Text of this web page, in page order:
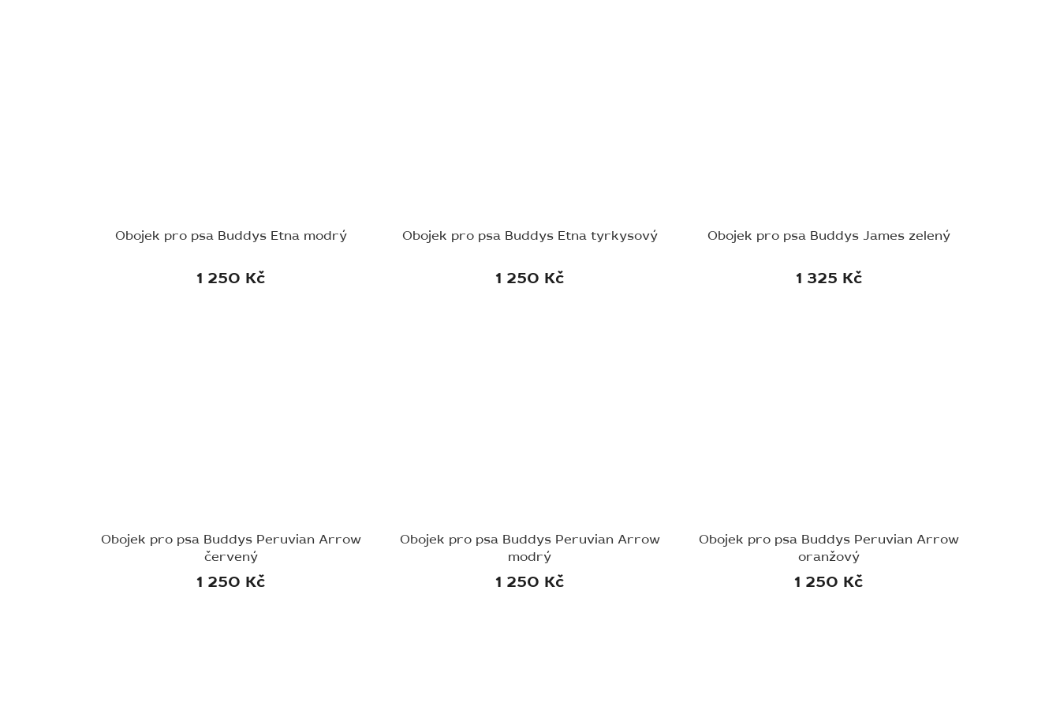
Obojek pro psa Buddys Etna modrý
1 250 Kč
Obojek pro psa Buddys Etna tyrkysový
1 250 Kč
Obojek pro psa Buddys James zelený
1 325 Kč
Obojek pro psa Buddys Peruvian Arrow
červený
1 250 Kč
Obojek pro psa Buddys Peruvian Arrow
modrý
1 250 Kč
Obojek pro psa Buddys Peruvian Arrow
oranžový
1 250 Kč